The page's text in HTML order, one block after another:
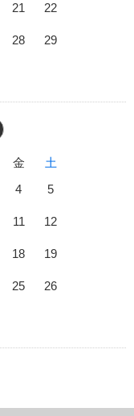
21 22
28 29
金
土
4 5
11 12
18 19
25 26